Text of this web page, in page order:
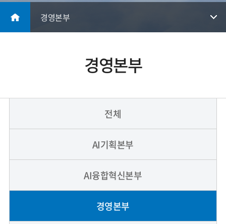
경영본부
경영본부
전체
AI기획본부
AI융합혁신본부
경영본부